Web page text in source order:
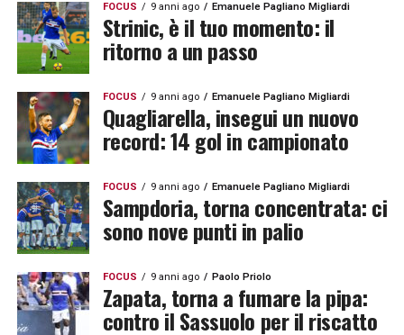
FOCUS 9 anni ago Emanuele Pagliano Migliardi
Strinic, è il tuo momento: il
ritorno a un passo
FOCUS 9 anni ago Emanuele Pagliano Migliardi
Quagliarella, insegui un nuovo
record: 14 gol in campionato
FOCUS 9 anni ago Emanuele Pagliano Migliardi
Sampdoria, torna concentrata: ci
sono nove punti in palio
FOCUS 9 anni ago Paolo Priolo
Zapata, torna a fumare la pipa:
contro il Sassuolo per il riscatto